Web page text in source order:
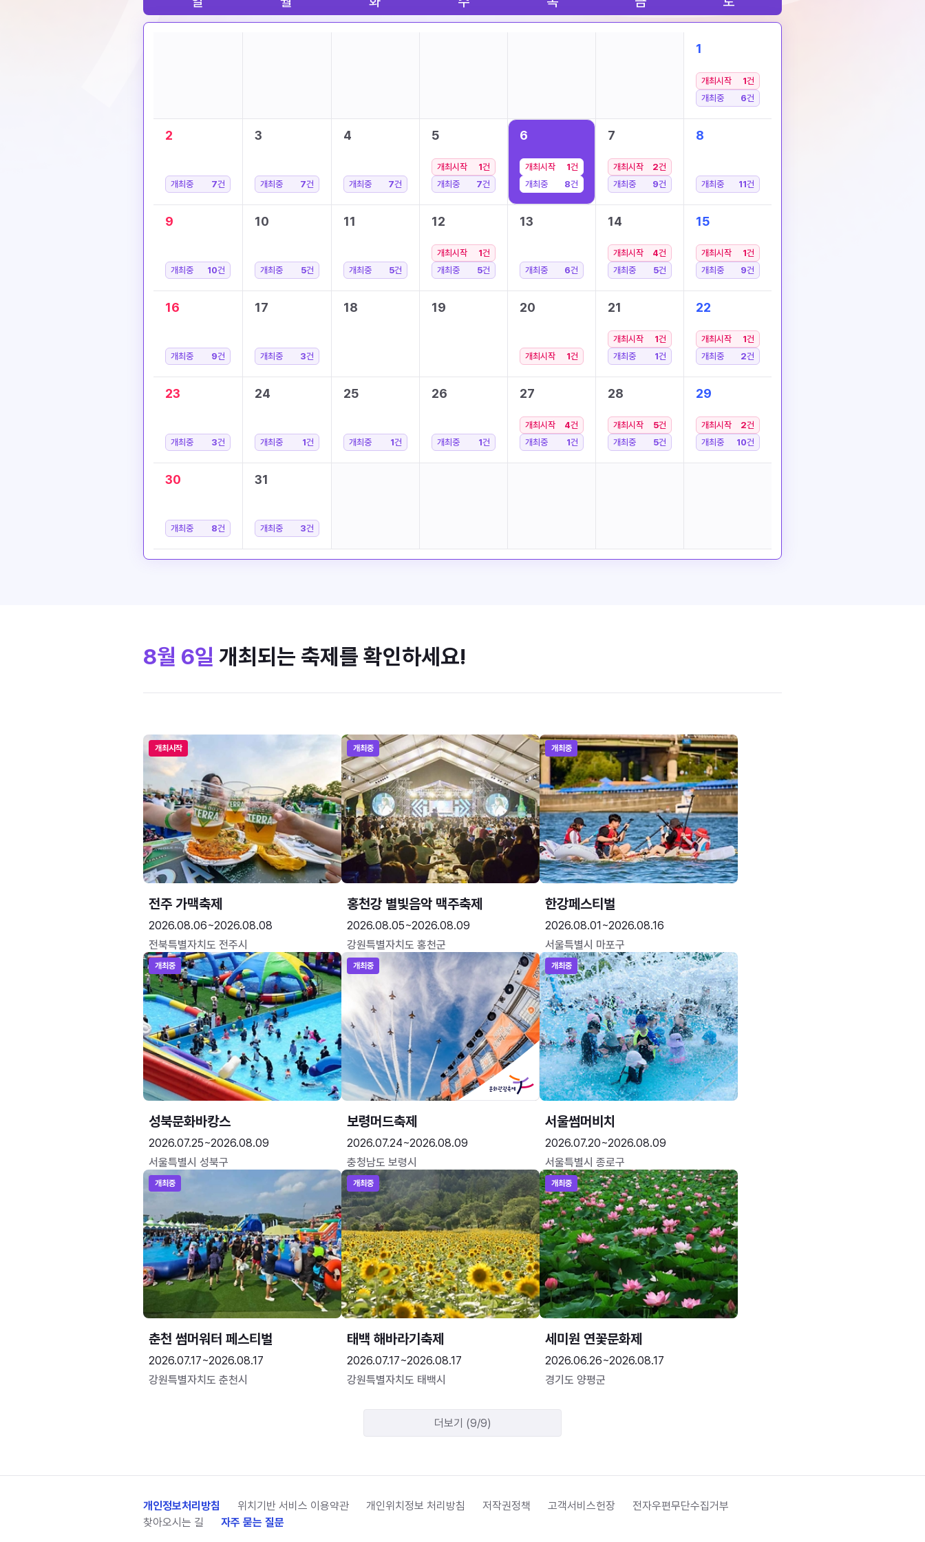
1
개최시작 1건
개최중
6건
2
개최중 7건
3
개최중 7건
4
개최중 7건
5
개최시작 1건
개최중
7건
6
개최시작 1건
개최중
8건
7
개최시작 2건
개최중
9건
8
개최중 11건
9
개최중 10건
10
개최중 5건
11
개최중 5건
12
개최시작 1건
개최중
5건
13
개최중 6건
14
개최시작 4건
개최중
5건
15
개최시작 1건
개최중
9건
16
개최중 9건
17
개최중 3건
18 19 20
개최시작 1건
21
개최시작 1건
개최중
1건
22
개최시작 1건
개최중
2건
23
개최중 3건
24
개최중 1건
25
개최중 1건
26
개최중 1건
27
개최시작 4건
개최중
1건
28
개최시작 5건
개최중
5건
29
개최시작 2건
개최중
10건
30
개최중 8건
31
개최중 3건
8월 6일 개최되는 축제를 확인하세요!
개최시작
전주 가맥축제
2026.08.06~2026.08.08
전북특별자치도 전주시
개최중
홍천강 별빛음악 맥주축제
2026.08.05~2026.08.09
강원특별자치도 홍천군
개최중
한강페스티벌
2026.08.01~2026.08.16
서울특별시 마포구
개최중
성북문화바캉스
2026.07.25~2026.08.09
서울특별시 성북구
개최중
보령머드축제
2026.07.24~2026.08.09
충청남도 보령시
개최중
서울썸머비치
2026.07.20~2026.08.09
서울특별시 종로구
개최중
춘천 썸머워터 페스티벌
2026.07.17~2026.08.17
강원특별자치도 춘천시
개최중
태백 해바라기축제
2026.07.17~2026.08.17
강원특별자치도 태백시
개최중
세미원 연꽃문화제
2026.06.26~2026.08.17
경기도 양평군
더보기 (9/9)
개인정보처리방침 위치기반 서비스 이용약관 개인위치정보 처리방침 저작권정책 고객서비스헌장
전자우편무단수집거부
찾아오시는 길
자주 묻는 질문